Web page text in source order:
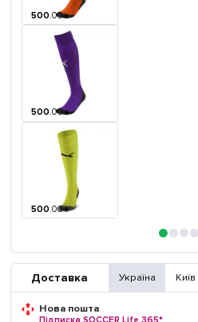
500. 00 ₴
500.00 ₴
500.00 ₴
Доставка Україна Київ
Нова пошта